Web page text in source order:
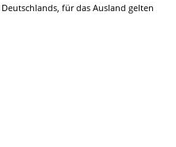
für das Ausland gelten